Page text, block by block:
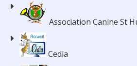
Association Canine St
Cedia